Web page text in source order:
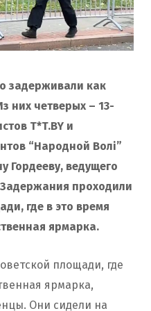
задерживали как
них четверых – 13-
T*T.BY и
“Народной Волі”
Гордееву, ведущего
проходили
где в это время
ярмарка.
площади, где
ярмарка,
Они сидели на